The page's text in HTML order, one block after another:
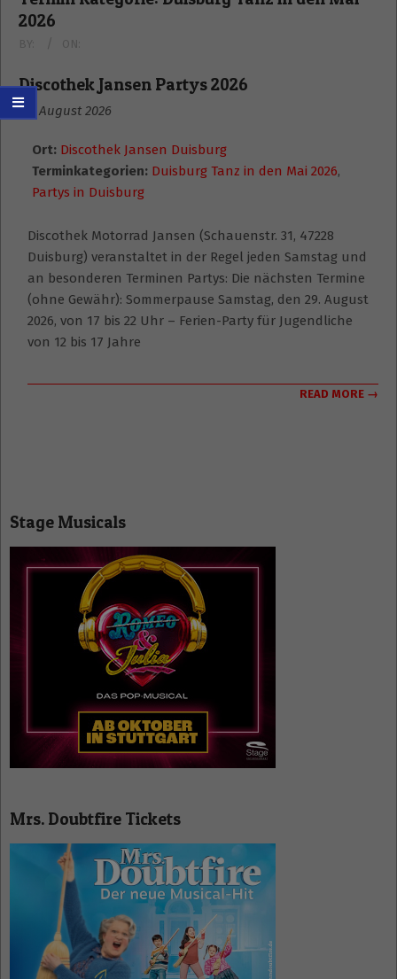
2026
BY: ON:
Discothek Jansen Partys 2026
29. August 2026
Ort: Discothek Jansen Duisburg
Terminkategorien: Duisburg Tanz in den Mai 2026,
Partys in Duisburg
Discothek Motorrad Jansen (Schauenstr. 31, 47228
Duisburg) veranstaltet in der Regel jeden Samstag und
an besonderen Terminen Partys: Die nächsten Termine
(ohne Gewähr): Sommerpause Samstag, den 29. August
2026, von 17 bis 22 Uhr – Ferien-Party für Jugendliche
von 12 bis 17 Jahre
READ MORE →
Stage Musicals
Mrs. Doubtfire Tickets